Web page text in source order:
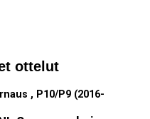
ottelut
, P10/P9 (2016-